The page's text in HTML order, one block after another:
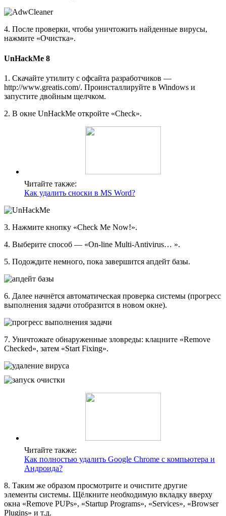
4. После проверки, чтобы уничтожить найденные вирусы,
нажмите «Очистка».
UnHackMe 8
1. Скачайте утилиту с офсайта разработчиков —
http://www.greatis.com/. Проинсталлируйте в Windows и
запустите двойным щелчком.
2. В окне UnHackMe откройте «Check».
Читайте также:
Как удалить сноски в MS Word?
3. Нажмите кнопку «Check Me Now!».
4. Выберите способ — «On-line Multi-Antivirus… ».
5. Подождите немного, пока завершится апдейт базы.
6. Далее начнётся автоматическая проверка системы (прогресс
выполнения задачи отобразится в новом окне).
7. Уничтожьте обнаруженные зловреды: клацните «Remove
Checked», затем «Start Fixing».
Читайте также:
Как полностью удалить Google Chrome c компьютера и
Андроида?
8. Таким же образом просмотрите и очистите другие
элементы системы. Щёлкните необходимую вкладку вверху
окна «Remove PUPs», «Startup Programs», «Services», «Browser
Plugins» и т.д.